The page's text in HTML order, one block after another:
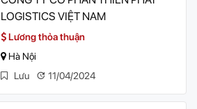
LOGISTICS VIỆT NAM
Lương thỏa thuận
Hà Nội
Lưu
11/04/2024